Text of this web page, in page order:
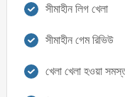
সীমাহীন লিগ খেলা
সীমাহীন গেম রিভিউ
খেলা খেলা হওয়া